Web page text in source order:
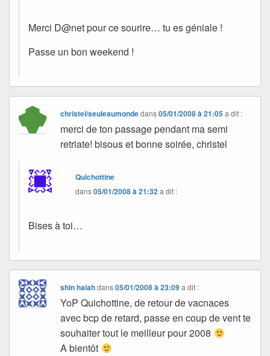
Merci D@net pour ce sourire… tu es géniale !
Passe un bon weekend !
christel/seuleaumondedans05/01/2008 à 21:05 a dit :
merci de ton passage pendant ma semi
retriate! bisous et bonne soirée, christel
Quichottine
dans05/01/2008 à 21:32a dit :
Bises à toi…
shin haiahdans05/01/2008 à 23:09 a dit :
YoP Quichottine, de retour de vacnaces
avec bcp de retard, passe en coup de vent te
souhaiter tout le meilleur pour 2008
A bientôt